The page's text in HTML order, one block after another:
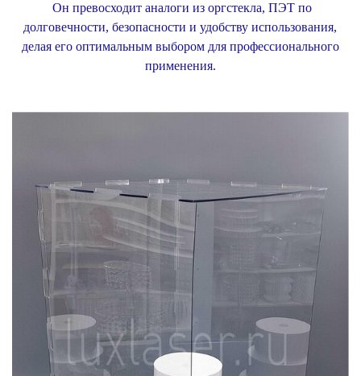
Он превосходит аналоги из оргстекла, ПЭТ по
долговечности, безопасности и удобству использования,
делая его оптимальным выбором для профессионального
применения.